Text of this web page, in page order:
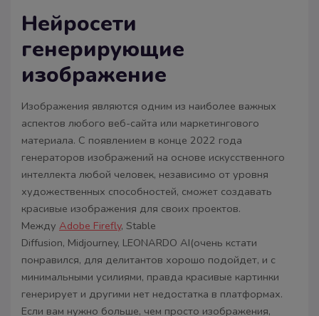
Нейросети
генерирующие
изображение
Изображения являются одним из наиболее важных
аспектов любого веб-сайта или маркетингового
материала. С появлением в конце 2022 года
генераторов изображений на основе искусственного
интеллекта любой человек, независимо от уровня
художественных способностей, сможет создавать
красивые изображения для своих проектов.
Между Adobe Firefly, Stable
Diffusion, Midjourney, LEONARDO AI(очень кстати
понравился, для делитантов хорошо подойдет, и с
минимальными усилиями, правда красивые картинки
генерирует и другими нет недостатка в платформах.
Если вам нужно больше, чем просто изображения,